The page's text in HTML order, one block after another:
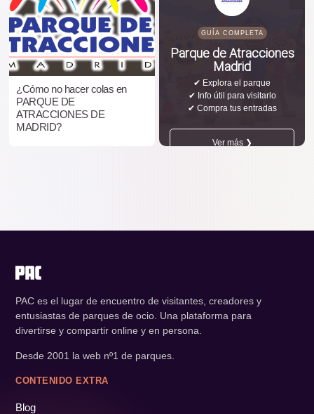
¿Cómo no hacer colas en
PARQUE DE
ATRACCIONES DE
MADRID?
GUÍA COMPLETA
Parque de Atracciones
Madrid
✔ Explora el parque
✔ Info útil para visitarlo
✔ Compra tus entradas
Ver más ❯
PAC es el lugar de encuentro de visitantes, creadores y
entusiastas de parques de ocio. Una plataforma para
divertirse y compartir online y en persona.
Desde 2001 la web nº1 de parques.
CONTENIDO EXTRA
Blog